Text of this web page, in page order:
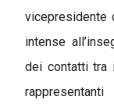
vicepresidente
intense
dei contatti tra